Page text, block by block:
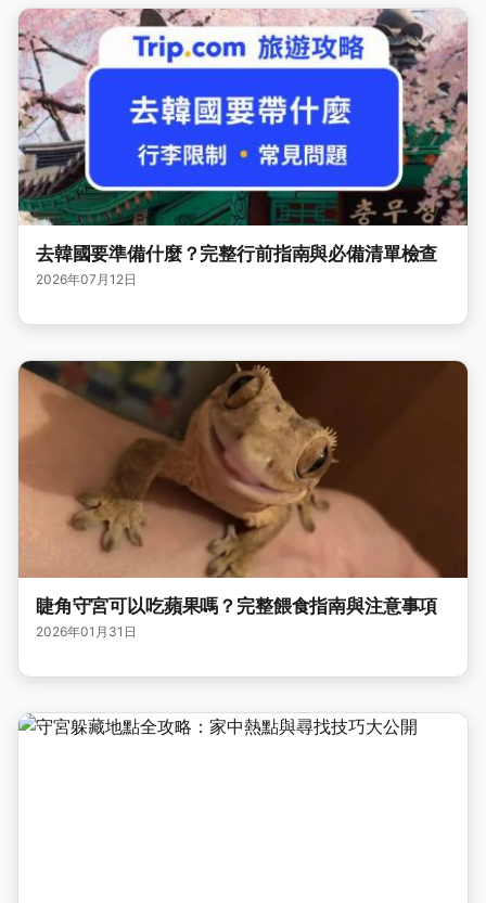
去韓國要準備什麼？完整行前指南與必備清單檢查
2026年07月12日
睫角守宮可以吃蘋果嗎？完整餵食指南與注意事項
2026年01月31日